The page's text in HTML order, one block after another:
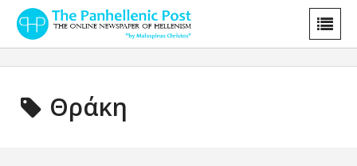
Θράκη